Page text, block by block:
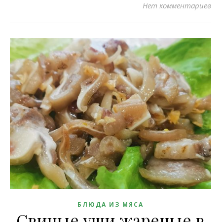
Нет комментариев
БЛЮДА ИЗ МЯСА